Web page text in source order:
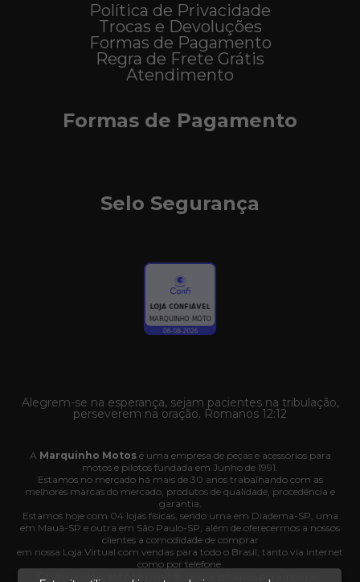
Política de Privacidade
Trocas e Devoluções
Formas de Pagamento
Regra de Frete Grátis
Atendimento
Formas de Pagamento
Selo Segurança
Alegrem-se na esperança, sejam pacientes na tribulação,
perseverem na oração. Romanos 12:12
A Marquinho Motosé uma empresa de peças e acessórios para
motos e pilotos fundada em Junho de 1991.
Estamos no mercado há mais de 30 anos trabalhando com as
melhores marcas do mercado, produtos de qualidade, procedência e
garantia.
Estamos hoje com 04 lojas físicas, sendo uma em Diadema-SP, uma
em Mauá-SP e outra em São Paulo-SP, além de oferecermos a nossos
clientes a comodidade de comprar
em nossa Loja Virtual com vendas para todo o Brasil, tanto via internet
como por telefone.